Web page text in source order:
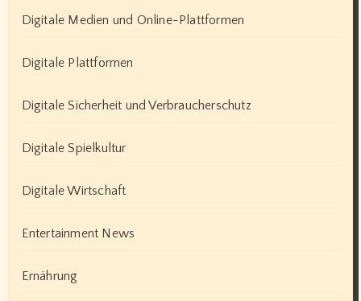
Digitale Medien und Online-Plattformen
Digitale Plattformen
Digitale Sicherheit und Verbraucherschutz
Digitale Spielkultur
Digitale Wirtschaft
Entertainment News
Ernährung